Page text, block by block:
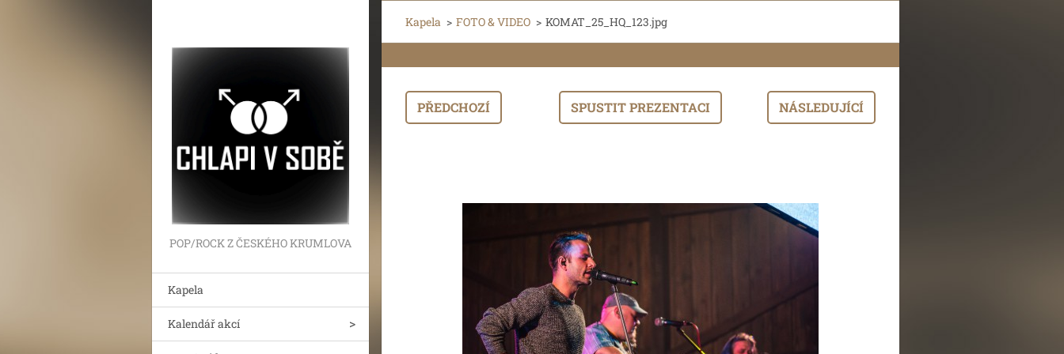
POP/ROCK Z ČESKÉHO KRUMLOVA
Kapela
Kalendář akcí
Kapela > FOTO & VIDEO > KOMAT_25_HQ_123.jpg
PŘEDCHOZÍ SPUSTIT PREZENTACI NÁSLEDUJÍCÍ